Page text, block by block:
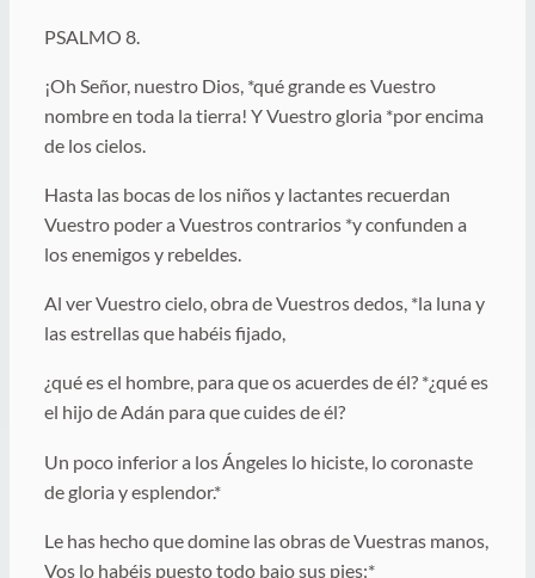
PSALMO 8.
¡Oh Señor, nuestro Dios, *qué grande es Vuestro
nombre en toda la tierra! Y Vuestro gloria *por encima
de los cielos.
Hasta las bocas de los niños y lactantes recuerdan
Vuestro poder a Vuestros contrarios *y confunden a
los enemigos y rebeldes.
Al ver Vuestro cielo, obra de Vuestros dedos, *la luna y
las estrellas que habéis fijado,
¿qué es el hombre, para que os acuerdes de él? *¿qué es
el hijo de Adán para que cuides de él?
Un poco inferior a los Ángeles lo hiciste, lo coronaste
de gloria y esplendor.*
Le has hecho que domine las obras de Vuestras manos,
Vos lo habéis puesto todo bajo sus pies:*